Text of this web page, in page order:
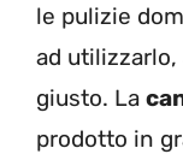
le pulizie
ad
giusto. La
prodotto in